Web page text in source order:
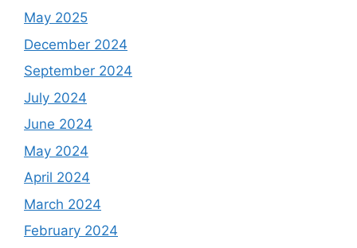
May 2025
December 2024
September 2024
July 2024
June 2024
May 2024
April 2024
March 2024
February 2024